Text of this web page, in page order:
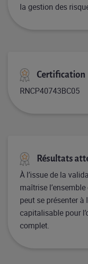
la gestion des
Certification
RNCP40743BC05
Résultats
À l’issue de la
maîtrise
peut se présenter
capitalisable pour
complet.